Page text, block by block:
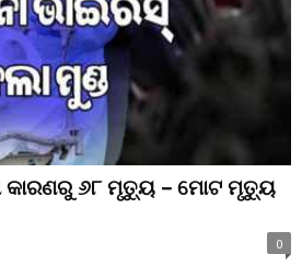
କାରଣରୁ ୬୮ ମୃତ୍ୟୁ – ମୋଟ ମୃତ୍ୟୁ
0